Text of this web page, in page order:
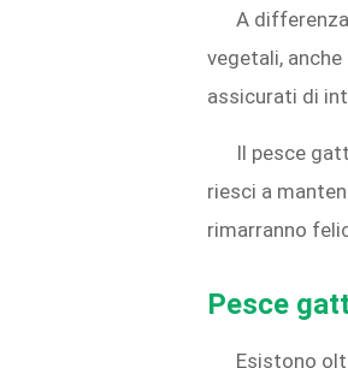
A
vegetali,
assicurati di
Il pesce
riesci a
rimarranno
Pesce
Esistono